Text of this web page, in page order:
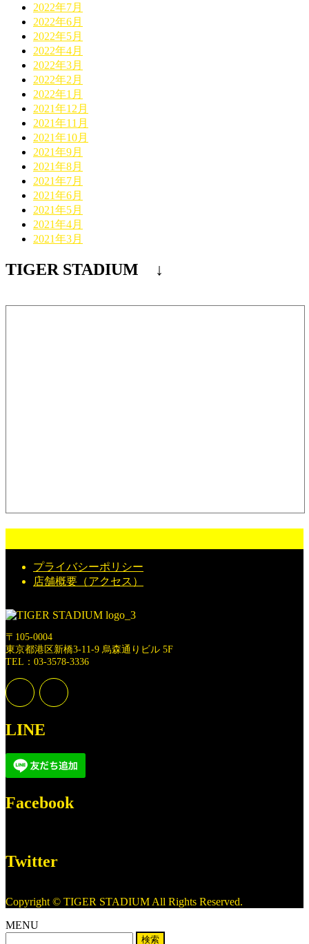
2022年7月
2022年6月
2022年5月
2022年4月
2022年3月
2022年2月
2022年1月
2021年12月
2021年11月
2021年10月
2021年9月
2021年8月
2021年7月
2021年6月
2021年5月
2021年4月
2021年3月
TIGER STADIUM ↓
プライバシーポリシー
店舗概要（アクセス）
〒105-0004
東京都港区新橋3-11-9 烏森通りビル 5F
TEL：03-3578-3336
LINE
Facebook
Twitter
Copyright © TIGER STADIUM All Rights Reserved.
MENU